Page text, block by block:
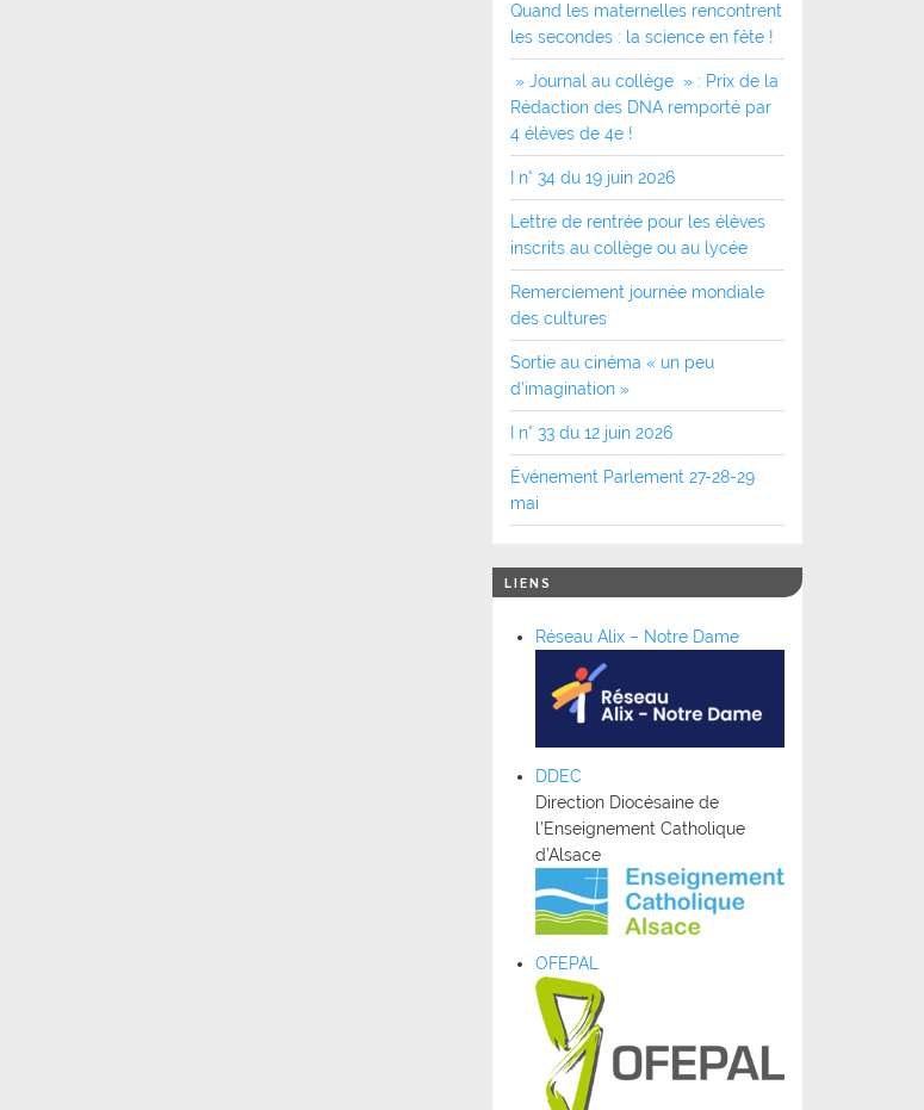
Quand les maternelles rencontrent
les secondes : la science en fête !
» Journal au collège » : Prix de la
Rédaction des DNA remporté par
4 élèves de 4e !
I n° 34 du 19 juin 2026
Lettre de rentrée pour les élèves
inscrits au collège ou au lycée
Remerciement journée mondiale
des cultures
Sortie au cinéma « un peu
d’imagination »
I n° 33 du 12 juin 2026
Événement Parlement 27-28-29
mai
LIENS
Réseau Alix – Notre Dame
DDEC
Direction Diocésaine de
l’Enseignement Catholique
d’Alsace
OFEPAL